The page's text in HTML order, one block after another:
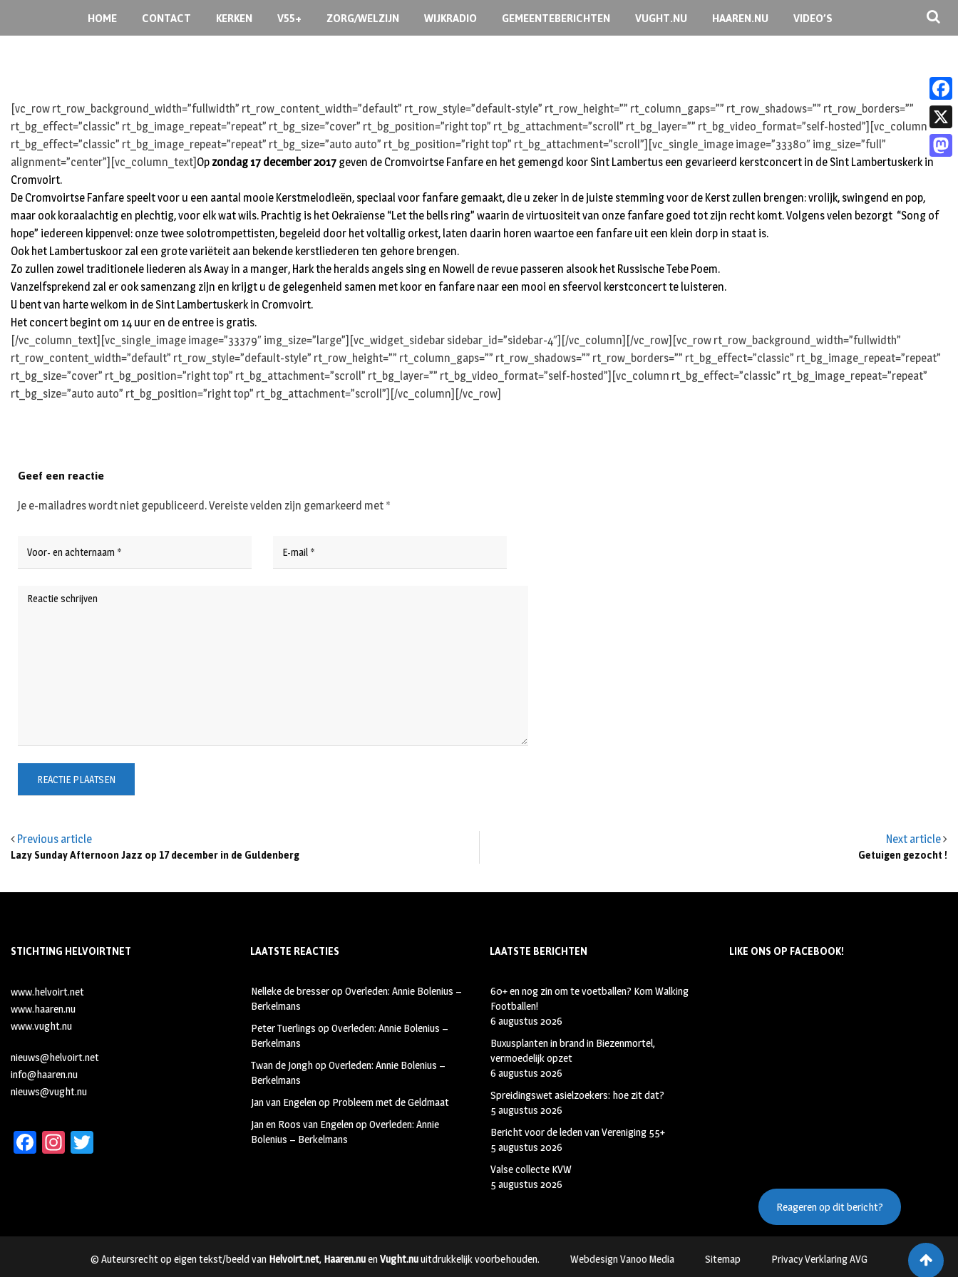
HOME CONTACT KERKEN V55+ ZORG/WELZIJN WIJKRADIO GEMEENTEBERICHTEN VUGHT.NU HAAREN.NU VIDEO’S
[vc_row rt_row_background_width=”fullwidth” rt_row_content_width=”default” rt_row_style=”default-style” rt_row_height=”” rt_column_gaps=”” rt_row_shadows=”” rt_row_borders=””
rt_bg_effect=”classic” rt_bg_image_repeat=”repeat” rt_bg_size=”cover” rt_bg_position=”right top” rt_bg_attachment=”scroll” rt_bg_layer=”” rt_bg_video_format=”self-hosted”][vc_column
rt_bg_effect=”classic” rt_bg_image_repeat=”repeat” rt_bg_size=”auto auto” rt_bg_position=”right top” rt_bg_attachment=”scroll”][vc_single_image image=”33380″ img_size=”full”
alignment=”center”][vc_column_text] Op zondag 17 december 2017 geven de Cromvoirtse Fanfare en het gemengd koor Sint Lambertus een gevarieerd kerstconcert in de Sint Lambertuskerk in
Cromvoirt.
De Cromvoirtse Fanfare speelt voor u een aantal mooie Kerstmelodieën, speciaal voor fanfare gemaakt, die u zeker in de juiste stemming voor de Kerst zullen brengen: vrolijk, swingend en pop,
maar ook koraalachtig en plechtig, voor elk wat wils. Prachtig is het Oekraïense “Let the bells ring” waarin de virtuositeit van onze fanfare goed tot zijn recht komt. Volgens velen bezorgt “Song of
hope” iedereen kippenvel: onze twee solotrompettisten, begeleid door het voltallig orkest, laten daarin horen waartoe een fanfare uit een klein dorp in staat is.
Ook het Lambertuskoor zal een grote variëteit aan bekende kerstliederen ten gehore brengen.
Zo zullen zowel traditionele liederen als Away in a manger, Hark the heralds angels sing en Nowell de revue passeren alsook het Russische Tebe Poem.
Vanzelfsprekend zal er ook samenzang zijn en krijgt u de gelegenheid samen met koor en fanfare naar een mooi en sfeervol kerstconcert te luisteren.
U bent van harte welkom in de Sint Lambertuskerk in Cromvoirt.
Het concert begint om 14 uur en de entree is gratis.
[/vc_column_text][vc_single_image image=”33379″ img_size=”large”][vc_widget_sidebar sidebar_id=”sidebar-4″][/vc_column][/vc_row][vc_row rt_row_background_width=”fullwidth”
rt_row_content_width=”default” rt_row_style=”default-style” rt_row_height=”” rt_column_gaps=”” rt_row_shadows=”” rt_row_borders=”” rt_bg_effect=”classic” rt_bg_image_repeat=”repeat”
rt_bg_size=”cover” rt_bg_position=”right top” rt_bg_attachment=”scroll” rt_bg_layer=”” rt_bg_video_format=”self-hosted”][vc_column rt_bg_effect=”classic” rt_bg_image_repeat=”repeat”
rt_bg_size=”auto auto” rt_bg_position=”right top” rt_bg_attachment=”scroll”][/vc_column][/vc_row]
Previous article
Lazy Sunday Afternoon Jazz op 17 december in de Guldenberg
Next article
Getuigen gezocht !
Geef een reactie
Je e-mailadres wordt niet gepubliceerd.Vereiste velden zijn gemarkeerd met *
STICHTING HELVOIRTNET
www.helvoirt.net
www.haaren.nu
www.vught.nu
nieuws@helvoirt.net
info@haaren.nu
nieuws@vught.nu
Fa
k
In
m
LAATSTE REACTIES
Nelleke de bresseropOverleden: Annie Bolenius –
Berkelmans
Peter Tuerlings opOverleden: Annie Bolenius –
Berkelmans
Twan de JonghopOverleden: Annie Bolenius –
Berkelmans
Jan van Engelenop Probleem met de Geldmaat
Jan en Roos van EngelenopOverleden: Annie
Bolenius – Berkelmans
LAATSTE BERICHTEN
60+ en nog zin om te voetballen? Kom Walking
Footballen!
6 augustus 2026
Buxusplanten in brand in Biezenmortel,
vermoedelijk opzet
6 augustus 2026
Spreidingswet asielzoekers: hoe zit dat?
5 augustus 2026
Bericht voor de leden van Vereniging 55+
5 augustus 2026
Valse collecte KVW
5 augustus 2026
LIKE ONS OP FACEBOOK!
Reageren op dit bericht?
© Auteursrecht op eigen tekst/beeld van Helvoirt.net, Haaren.nuenVught.nuuitdrukkelijk voorbehouden. Webdesign Vanoo Media Sitemap Privacy Verklaring AVG
F
a
c
X
M
s